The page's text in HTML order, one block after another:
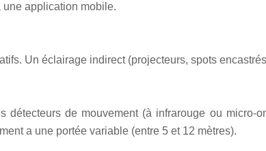
application mobile.
Un éclairage indirect (projecteurs, spots
de mouvement (à infrarouge ou micro-
a une portée variable (entre 5 et 12 mètres).